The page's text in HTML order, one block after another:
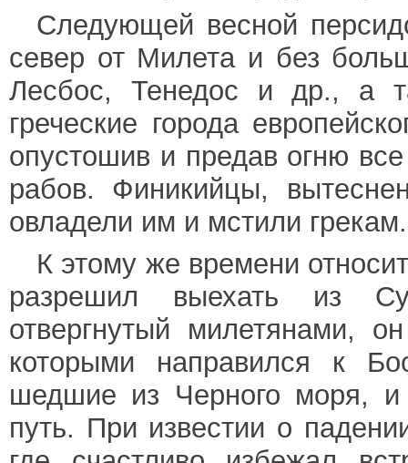
Следующей весной
север от Милета и без
Лесбос, Тенедос и др., а
греческие города
опустошив и предав огню
рабов. Финикийцы,
овладели им и мстили грекам.
К этому же времени
разрешил выехать из
отвергнутый милетянами,
которыми направился к
шедшие из Черного моря, и
путь. При известии о